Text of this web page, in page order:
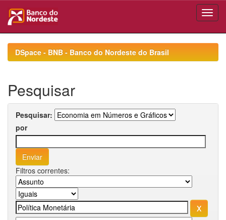
navigationDSpace - BNB - Banco do Nordeste do Brasil
Pesquisar
Pesquisar:
por
Filtros correntes: